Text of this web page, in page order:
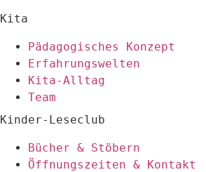
Kita
Pädagogisches Konzept
Erfahrungswelten
Kita-Alltag
Team
Kinder-Leseclub
Bücher & Stöbern
Öffnungszeiten & Kontakt